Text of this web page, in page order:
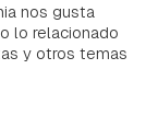
nos gusta
lo relacionado
y otros temas